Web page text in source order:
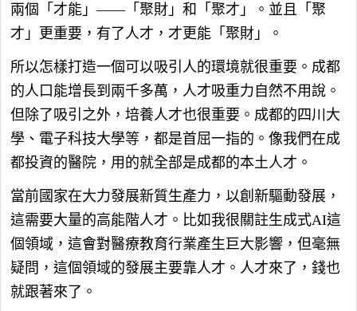
兩個「才能」——「聚財」和「聚才」。並且「聚
才」更重要，有了人才，才更能「聚財」。
所以怎樣打造一個可以吸引人的環境就很重要。成都
的人口能增長到兩千多萬，人才吸重力自然不用說。
但除了吸引之外，培養人才也很重要。成都的四川大
學、電子科技大學等，都是首屈一指的。像我們在成
都投資的醫院，用的就全部是成都的本土人才。
當前國家在大力發展新質生產力，以創新驅動發展，
這需要大量的高能階人才。比如我很關註生成式AI這
個領域，這會對醫療教育行業產生巨大影響，但毫無
疑問，這個領域的發展主要靠人才。人才來了，錢也
就跟著來了。